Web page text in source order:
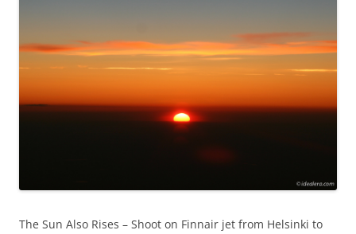
The Sun Also Rises – Shoot on Finnair jet from Helsinki to